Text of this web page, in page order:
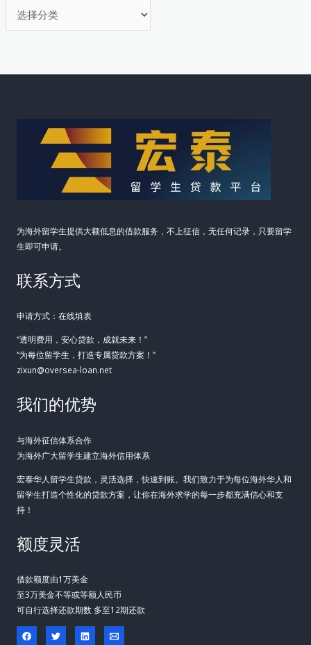
类
为海外留学生提供大额低息的借款服务，不上征信，无任何记录，只要留学
生即可申请。
联系方式
申请方式：在线填表
“透明费用，安心贷款，成就未来！”
“为每位留学生，打造专属贷款方案！”
zixun@oversea-loan.net
我们的优势
与海外征信体系合作
为海外广大留学生建立海外信用体系
宏泰华人留学生贷款，灵活选择，快速到账。我们致力于为每位海外华人和
留学生打造个性化的贷款方案，让你在海外求学的每一步都充满信心和支
持！
额度灵活
借款额度由1万美金
至3万美金不等或等额人民币
可自行选择还款期数 多至12期还款